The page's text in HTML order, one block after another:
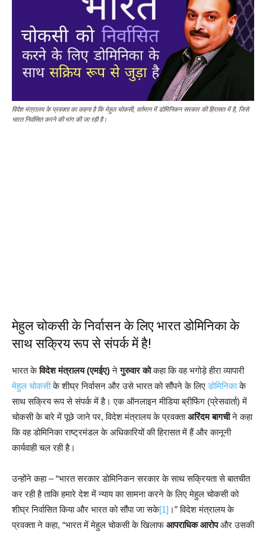
विदेश मंत्रालय के प्रवक्ता का कहना है कि मेहुल चोकसी, वर्तमान में डोमिनिकन सरकार की हिरासत में है, जिसे
भारत निर्वासित करने की मांग की जा रही है।
मेहुल चोकसी के निर्वासन के लिए भारत डोमिनिका के
साथ सक्रिय रूप से संपर्क में है!
भारत केविदेश मंत्रालय (एमईए)नेगुरुवार कोकहा कि वह भगोड़े हीरा व्यापारी
मेहुल चोकसीके शीघ्र निर्वासन और उसे भारत को सौंपने के लिएडोमिनिकाके
साथ सक्रिय रूप से संपर्क में है। एक ऑनलाइन मीडिया ब्रीफिंग (प्रेसवार्ता) में
चोकसी के बारे में पूछे जाने पर, विदेश मंत्रालय के प्रवक्ताअरिंदम बागचीने कहा
कि वह डोमिनिका राष्ट्रमंडल के अधिकारियों की हिरासत में हैं और कानूनी
कार्यवाही चल रही है।
उन्होंने कहा – “भारत सरकार डोमिनिकन सरकार के साथ सक्रियता से बातचीत
कर रही है ताकि हमारे देश में न्याय का सामना करने के लिए मेहुल चोकसी को
शीघ्र निर्वासित किया और भारत को सौंपा जा सके[1] ।” विदेश मंत्रालय के
प्रवक्ता ने कहा, “भारत में मेहुल चोकसी के खिलाफआपराधिक आरोपऔर उसकी